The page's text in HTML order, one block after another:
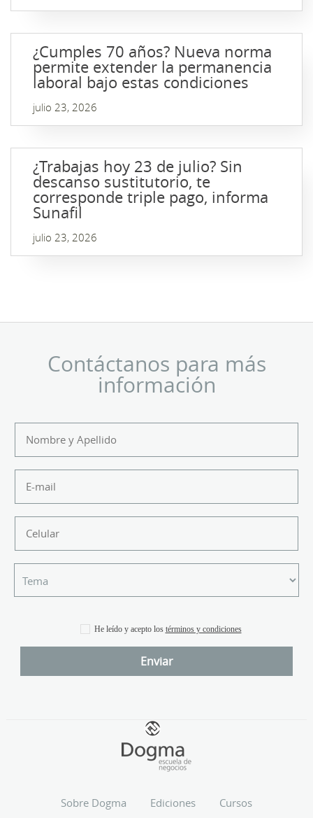
¿Cumples 70 años? Nueva norma
permite extender la permanencia
laboral bajo estas condiciones
julio 23, 2026
¿Trabajas hoy 23 de julio? Sin
descanso sustitutorio, te
corresponde triple pago, informa
Sunafil
julio 23, 2026
Contáctanos para más
información
He leído y acepto los términos y condiciones
Sobre Dogma Ediciones Cursos